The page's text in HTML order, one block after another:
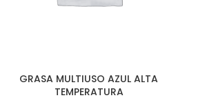
GRASA MULTIUSO AZUL ALTA
TEMPERATURA